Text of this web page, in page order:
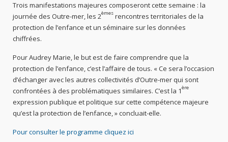
Trois manifestations majeures composeront cette semaine : la
journée des Outre-mer, les 2èmes rencontres territoriales de la
protection de l’enfance et un séminaire sur les données
chiffrées.
Pour Audrey Marie, le but est de faire comprendre que la
protection de l’enfance, c’est l’affaire de tous. « Ce sera l’occasion
d’échanger avec les autres collectivités d’Outre-mer qui sont
confrontées à des problématiques similaires. C’est la 1ère
expression publique et politique sur cette compétence majeure
qu’est la protection de l’enfance, » concluait-elle.
Pour consulter le programme cliquez ici